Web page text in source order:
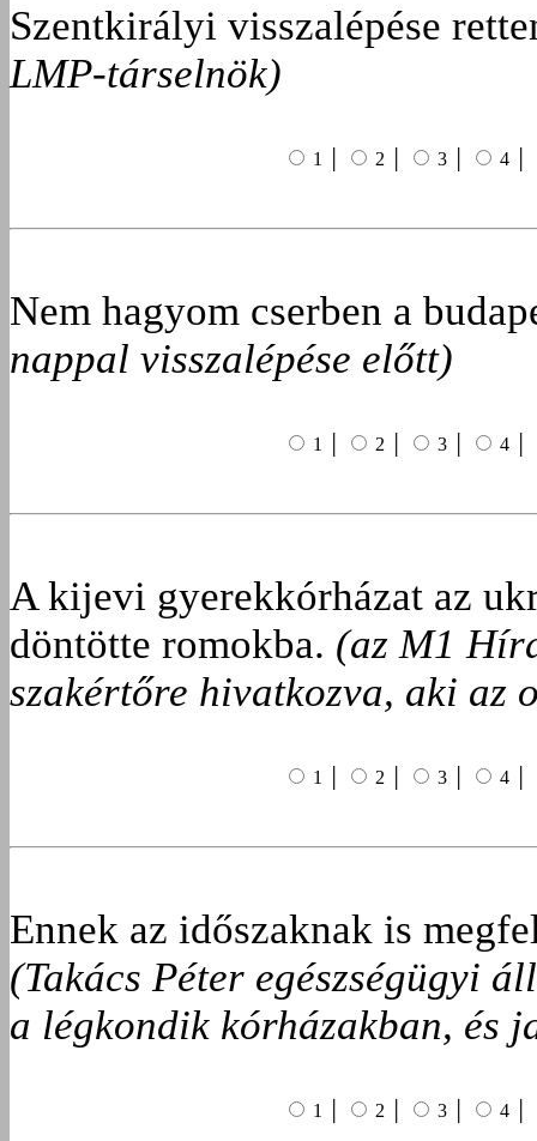
Szentkirályi visszalépése
LMP-társelnök)
1 │ 2 │ 3 │ 4 │
Nem hagyom cserben a
nappal visszalépése előtt)
1 │ 2 │ 3 │ 4 │
A kijevi gyerekkórházat az
döntötte romokba. (az M1
szakértőre hivatkozva, aki az
1 │ 2 │ 3 │ 4 │
Ennek az időszaknak is
(Takács Péter egészségügyi
a légkondik kórházakban, és
1 │ 2 │ 3 │ 4 │